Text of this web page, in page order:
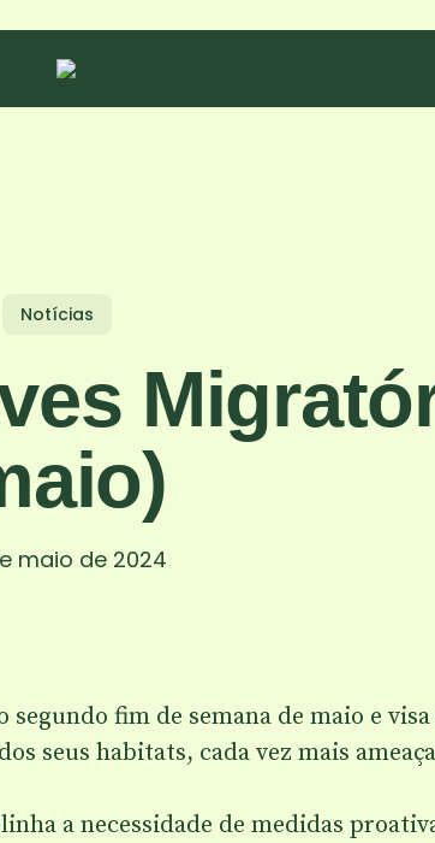
Notícias
maio de 2024
fim de semana de maio e
seus habitats, cada vez mais
a necessidade de medidas